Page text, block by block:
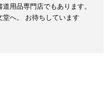
品専門店でもあります。
へ。 お待ちしています